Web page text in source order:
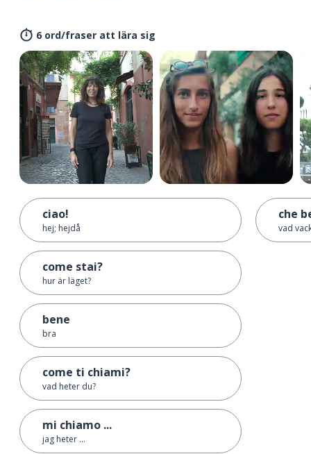
6 ord/fraser att lära sig
ciao!
hej; hejdå
come stai?
hur är läget?
bene
bra
come ti chiami?
vad heter du?
mi chiamo ...
jag heter ...
che
vad